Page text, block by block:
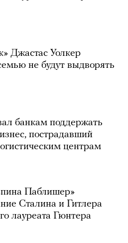
Джастас Уолкер
не будут выдворять
банкам поддержать
пострадавший
центрам
Паблишер»
Сталина и Гитлера
лауреата Гюнтера